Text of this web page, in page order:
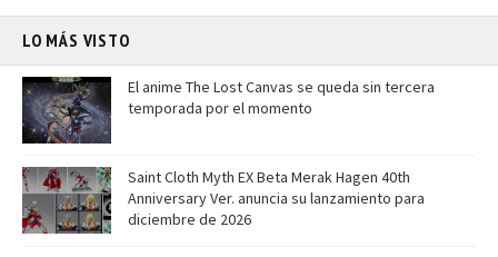
LO MÁS VISTO
El anime The Lost Canvas se queda sin tercera
temporada por el momento
Saint Cloth Myth EX Beta Merak Hagen 40th
Anniversary Ver. anuncia su lanzamiento para
diciembre de 2026